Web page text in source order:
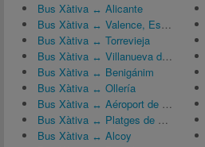
Bus Xàtiva ↔ Alicante
Bus Xàtiva ↔ Valence, Espagne
Bus Xàtiva ↔ Torrevieja
Bus Xàtiva ↔ Villanueva de Castellón
Bus Xàtiva ↔ Benigánim
Bus Xàtiva ↔ Ollería
Bus Xàtiva ↔ Aéroport de Valencia (VLC)
Bus Xàtiva ↔ Platges de Gandia
Bus Xàtiva ↔ Alcoy